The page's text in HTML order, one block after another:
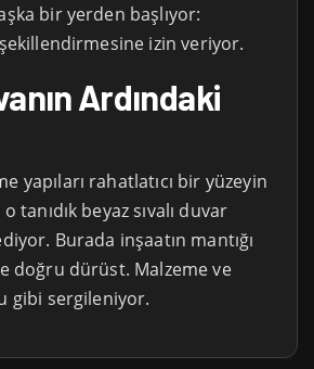
bir yerden başlıyor:
izin veriyor.
Ardındaki
yapıları rahatlatıcı bir yüzeyin
tanıdık beyaz sıvalı duvar
Burada inşaatın mantığı
doğru dürüst. Malzeme ve
gibi sergileniyor.